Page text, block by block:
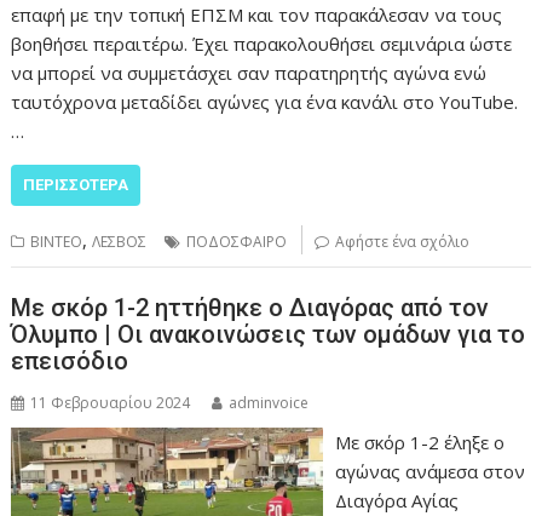
επαφή με την τοπική ΕΠΣΜ και τον παρακάλεσαν να τους
βοηθήσει περαιτέρω. Έχει παρακολουθήσει σεμινάρια ώστε
να μπορεί να συμμετάσχει σαν παρατηρητής αγώνα ενώ
ταυτόχρονα μεταδίδει αγώνες για ένα κανάλι στο YouTube.
…
ΠΕΡΙΣΣΌΤΕΡΑ
ΒΙΝΤΕΟ,ΛΕΣΒΟΣ ΠΟΔΟΣΦΑΙΡΟ Αφήστε ένα σχόλιο
Με σκόρ 1-2 ηττήθηκε ο Διαγόρας από τον
Όλυμπο | Οι ανακοινώσεις των ομάδων για το
επεισόδιο
11 Φεβρουαρίου 2024 adminvoice
Με σκόρ 1-2 έληξε ο
αγώνας ανάμεσα στον
Διαγόρα Αγίας